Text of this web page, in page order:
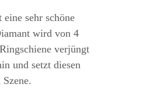
sehr schöne
wird von 4
verjüngt
und setzt diesen